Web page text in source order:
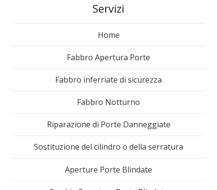
Servizi
Home
Fabbro Apertura Porte
Fabbro inferriate di sicurezza
Fabbro Notturno
Riparazione di Porte Danneggiate
Sostituzione del cilindro o della serratura
Aperture Porte Blindate